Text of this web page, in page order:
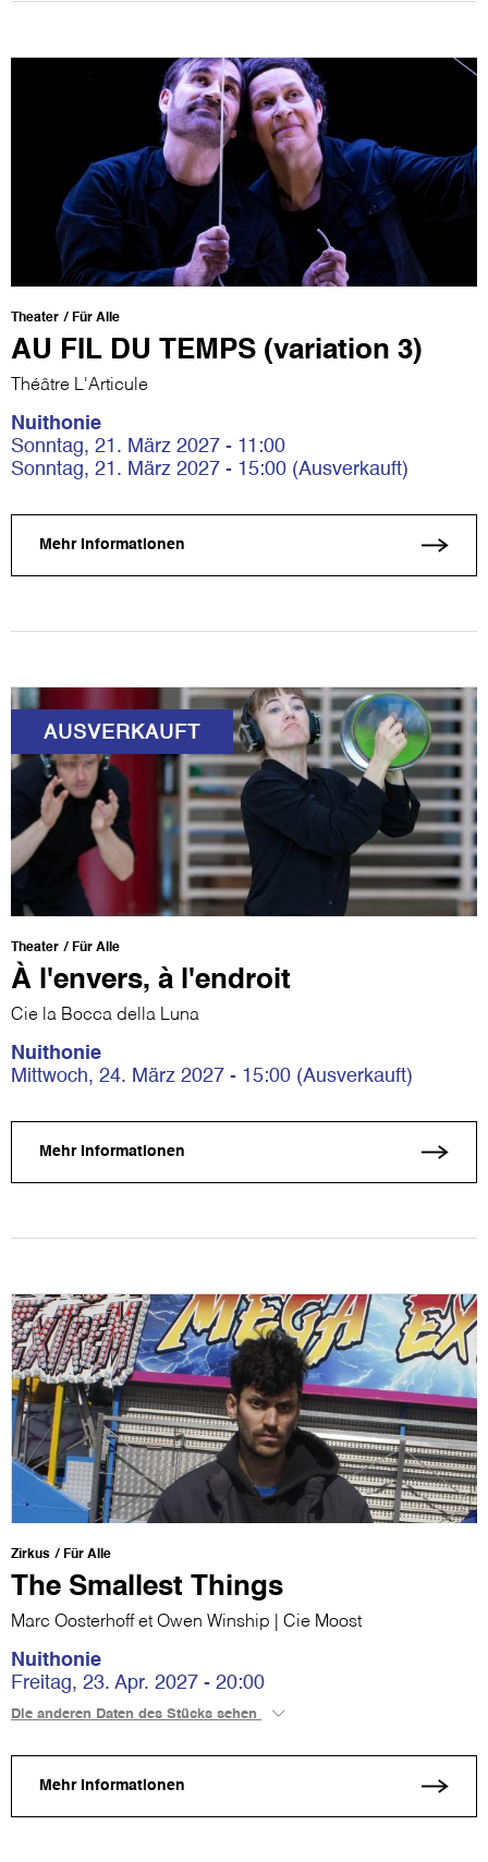
Theater Für Alle
AU FIL DU TEMPS (variation 3)
Théâtre L'Articule
Nuithonie
Sonntag, 21. März 2027 - 11:00
Sonntag, 21. März 2027 - 15:00 (Ausverkauft)
Mehr Informationen
AUSVERKAUFT
Theater Für Alle
À l'envers, à l'endroit
Cie la Bocca della Luna
Nuithonie
Mittwoch, 24. März 2027 - 15:00 (Ausverkauft)
Mehr Informationen
Zirkus Für Alle
The Smallest Things
Marc Oosterhoff et Owen Winship | Cie Moost
Nuithonie
Freitag, 23. Apr. 2027 - 20:00
Die anderen Daten des Stücks sehen
Mehr Informationen